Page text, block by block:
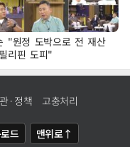
"원정 도박으로 전 재산
리핀 도피"
·정책 고충처리
드 맨위로↑